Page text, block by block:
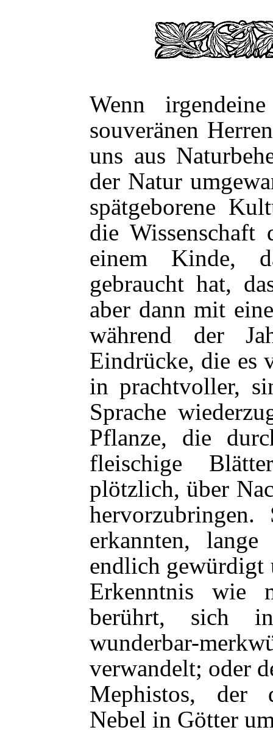
Wenn
souveränen
uns aus
der Natur
spätgeborene
die Wissenschaft
einem Kinde,
gebraucht hat,
aber dann mit
während der
Eindrücke, die es
in prachtvoller,
Sprache
Pflanze, die
fleischige
plötzlich, über
erkannten,
endlich gewürdigt
Erkenntnis wie
berührt, sich in
wunderbar-
verwandelt; oder
Mephistos, der
Nebel in Götter